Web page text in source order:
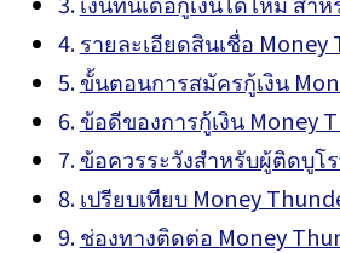
รายละเอียดสินเชื่อ Money
ขั้นตอนการสมัครกู้เงิน
ข้อดีของการกู้เงิน Money
ข้อควรระวังสำหรับผู้ติดบูโ
เปรียบเทียบ Money
ช่องทางติดต่อ Money